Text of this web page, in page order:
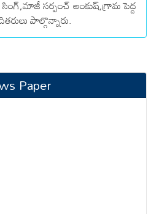
సర్పంచ్ అంకుష్,గ్రామ పెద్ద
పాల్గొన్నారు.
Paper